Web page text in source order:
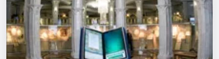
Города
Площадки